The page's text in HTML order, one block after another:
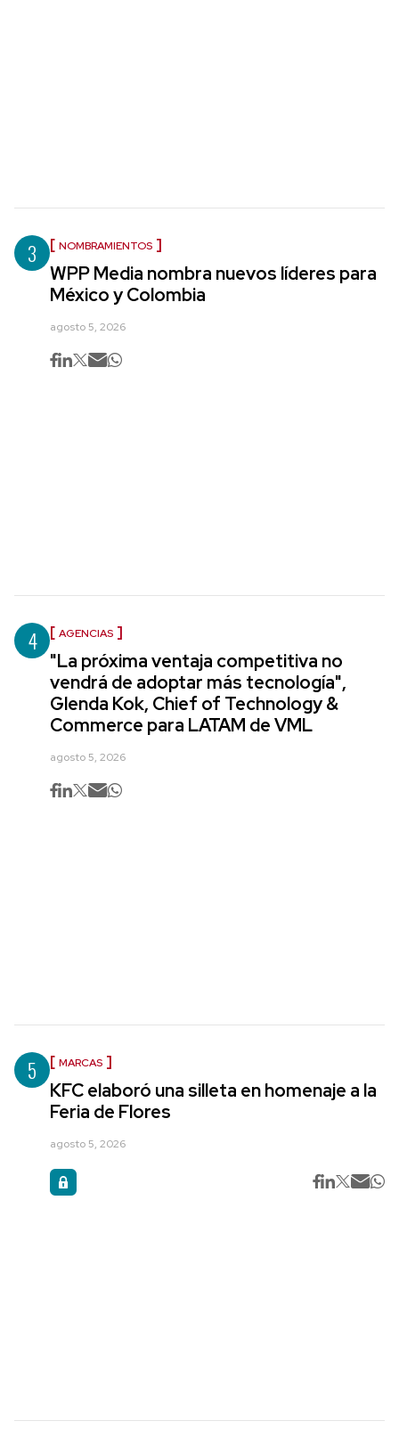
3 NOMBRAMIENTOS
WPP Media nombra nuevos líderes para
México y Colombia
agosto 5, 2026
4 AGENCIAS
"La próxima ventaja competitiva no
vendrá de adoptar más tecnología",
Glenda Kok, Chief of Technology &
Commerce para LATAM de VML
agosto 5, 2026
5 MARCAS
KFC elaboró una silleta en homenaje a la
Feria de Flores
agosto 5, 2026